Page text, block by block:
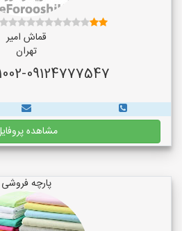
قماش امیر
تهران
09124777547
مشاهده
پارچه فروشی